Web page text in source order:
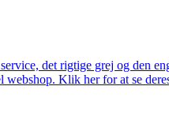
det rigtige grej og den
webshop. Klik her for at se